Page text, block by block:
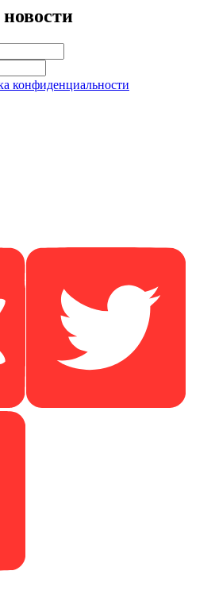
конфиденциальности